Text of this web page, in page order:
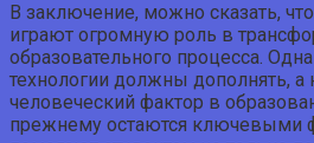
В заключение, можно сказать,
играют огромную роль в
образовательного процесса.
технологии должны дополнять, а
человеческий фактор в
прежнему остаются ключевыми